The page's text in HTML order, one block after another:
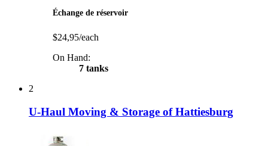
Échange de réservoir
$24,95/each
On Hand:
7 tanks
2
U-Haul Moving & Storage of Hattiesburg